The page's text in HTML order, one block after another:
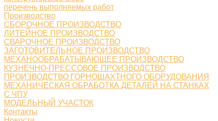
перечень выполняемых работ
Производство
СБОРОЧНОЕ ПРОИЗВОДСТВО
ЛИТЕЙНОЕ ПРОИЗВОДСТВО
СВАРОЧНОЕ ПРОИЗВОДСТВО
ЗАГОТОВИТЕЛЬНОЕ ПРОИЗВОДСТВО
МЕХАНООБРАБАТЫВАЮЩЕЕ ПРОИЗВОДСТВО
КУЗНЕЧНО-ПРЕССОВОЕ ПРОИЗВОДСТВО
ПРОИЗВОДСТВО ГОРНОШАХТНОГО ОБОРУДОВАНИЯ
МЕХАНИЧЕСКАЯ ОБРАБОТКА ДЕТАЛЕЙ НА СТАНКАХ
С ЧПУ
МОДЕЛЬНЫЙ УЧАСТОК
Контакты